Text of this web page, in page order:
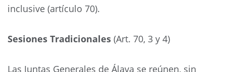
inclusive (artículo 70).
Sesiones Tradicionales (Art. 70, 3 y 4)
Las Juntas Generales de Álava se reúnen, sin